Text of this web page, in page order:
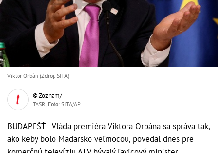
Viktor Orbán (Zdroj: SITA)
© Zoznam/
TASR, Foto: SITA/AP
BUDAPEŠŤ - Vláda premiéra Viktora Orbána sa správa tak,
ako keby bolo Maďarsko veľmocou, povedal dnes pre